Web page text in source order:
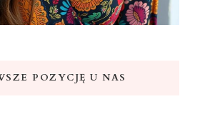
POZYCJĘ U NAS